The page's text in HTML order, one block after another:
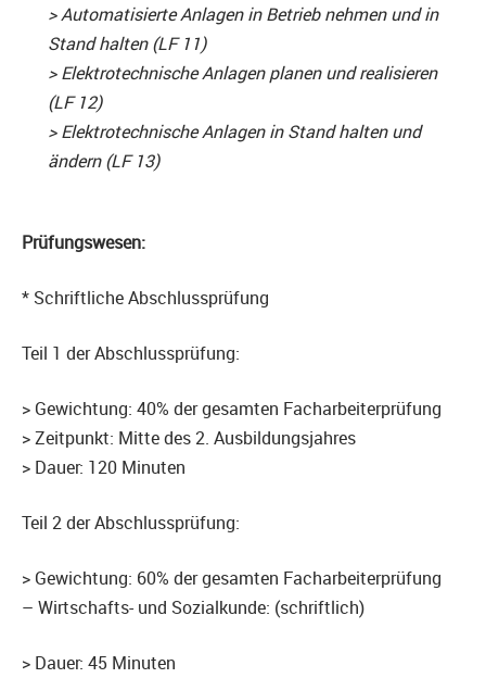
> Automatisierte Anlagen in Betrieb nehmen und in
Stand halten (LF 11)
> Elektrotechnische Anlagen planen und realisieren
(LF 12)
> Elektrotechnische Anlagen in Stand halten und
ändern (LF 13)
Prüfungswesen:
* Schriftliche Abschlussprüfung
Teil 1 der Abschlussprüfung:
> Gewichtung: 40% der gesamten Facharbeiterprüfung
> Zeitpunkt: Mitte des 2. Ausbildungsjahres
> Dauer: 120 Minuten
Teil 2 der Abschlussprüfung:
> Gewichtung: 60% der gesamten Facharbeiterprüfung
– Wirtschafts- und Sozialkunde: (schriftlich)
> Dauer: 45 Minuten